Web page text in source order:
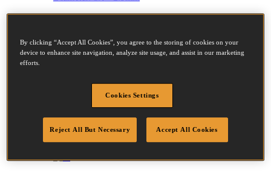
Lengte:25 - 50mm
IC60-1-E
COIL NAILER-CT 60MM MAX
By clicking “Accept All Cookies”, you agree to the storing of cookies on your
device to enhance site navigation, analyze site usage, and assist in our marketing
efforts.
Cookies Settings
Reject All But Necessary Accept All Cookies